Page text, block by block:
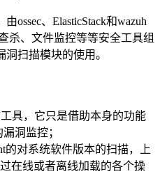
ossec、ElasticStack和wazuh
杀、文件监控等等安全工具组
洞扫描模块的使用。
具，它只是借助本身的功能
洞监控；
的对系统软件版本的扫描，上
在线或者离线加载的各个操